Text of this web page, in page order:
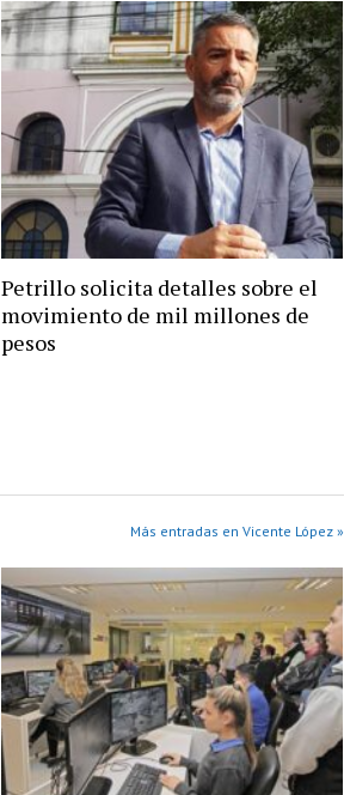
Petrillo solicita detalles sobre el
movimiento de mil millones de
pesos
Más entradas en Vicente López »